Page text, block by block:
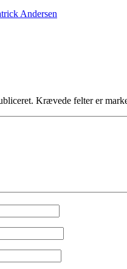
Andersen
Krævede felter er